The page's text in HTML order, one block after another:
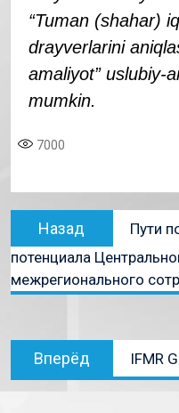
“Tuman (shahar)
drayverlarini
amaliyot” uslubiy-
mumkin.
7000
Назад
Пути
потенциала
межрегионального
Вперёд IFMR